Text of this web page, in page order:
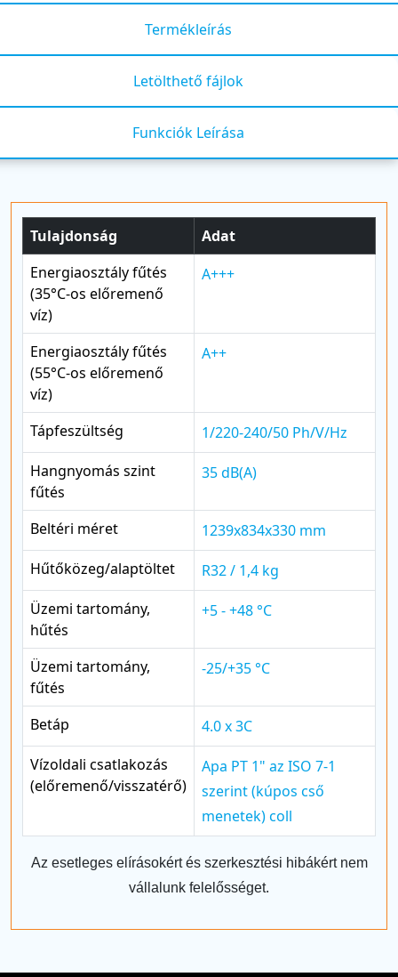
Termékleírás
Letölthető fájlok
Funkciók Leírása
Tulajdonság
Adat
Energiaosztály fűtés
(35°C-os előremenő
víz)
A+++
Energiaosztály fűtés
(55°C-os előremenő
víz)
A++
Tápfeszültség
1/220-240/50 Ph/V/Hz
Hangnyomás szint
fűtés
35 dB(A)
Beltéri méret
1239x834x330 mm
Hűtőközeg/alaptöltet
R32 / 1,4 kg
Üzemi tartomány,
hűtés
+5 - +48 °C
Üzemi tartomány,
fűtés
-25/+35 °C
Betáp
4.0 x 3C
Vízoldali csatlakozás
(előremenő/visszatérő)
Apa PT 1" az ISO 7-1
szerint (kúpos cső
menetek) coll
Az esetleges elírásokért és szerkesztési hibákért nem
vállalunk felelősséget.